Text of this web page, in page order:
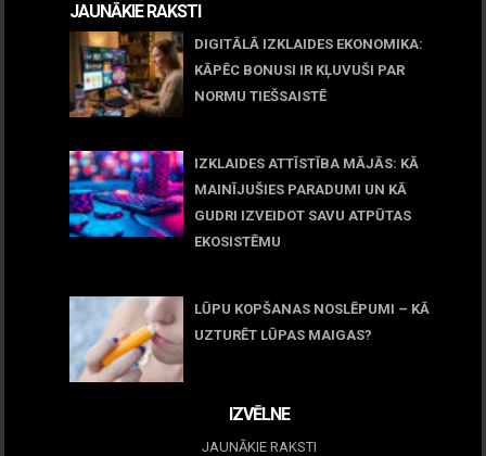
JAUNĀKIE RAKSTI
DIGITĀLĀ IZKLAIDES EKONOMIKA:
KĀPĒC BONUSI IR KĻUVUŠI PAR
NORMU TIEŠSAISTĒ
IZKLAIDES ATTĪSTĪBA MĀJĀS: KĀ
MAINĪJUŠIES PARADUMI UN KĀ
GUDRI IZVEIDOT SAVU ATPŪTAS
EKOSISTĒMU
LŪPU KOPŠANAS NOSLĒPUMI – KĀ
UZTURĒT LŪPAS MAIGAS?
IZVĒLNE
JAUNĀKIE RAKSTI